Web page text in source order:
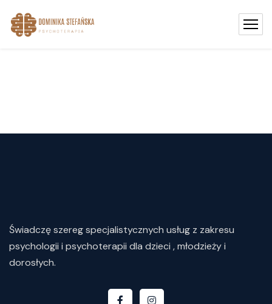
Świadczęszeregspecjalistycznych usług z zakresu
psychologii i psychoterapii dla dzieci , młodzieży i
dorosłych.